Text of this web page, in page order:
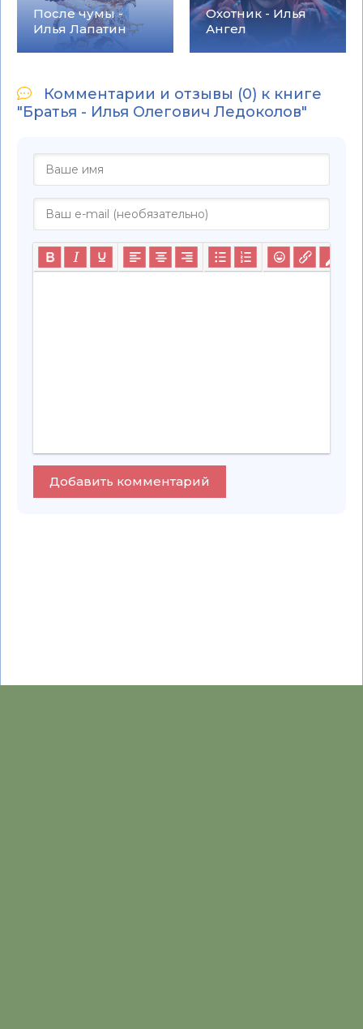
После чумы -
Илья Лапатин
Охотник - Илья
Ангел
Комментарии и отзывы (0) к книге
"Братья - Илья Олегович Ледоколов"
Добавить комментарий